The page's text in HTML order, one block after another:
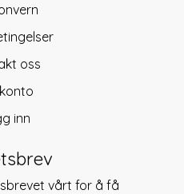
oss
inn
vårt for å få